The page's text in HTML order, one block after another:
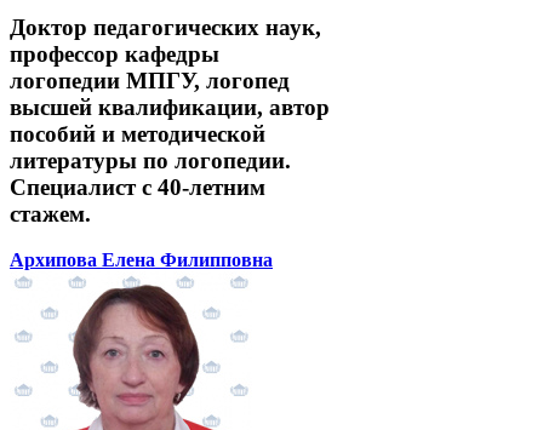
Доктор педагогических наук,
профессор кафедры
логопедии МПГУ, логопед
высшей квалификации, автор
пособий и методической
литературы по логопедии.
Специалист с 40-летним
стажем.
Архипова Елена Филипповна